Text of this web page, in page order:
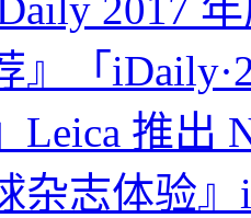
』「
Leica 推出
杂志体验